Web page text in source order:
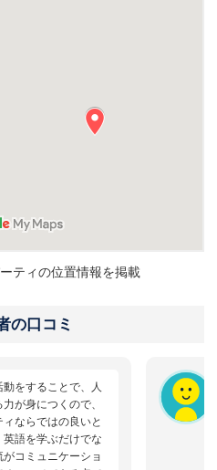
ティの位置情報を掲載
の口コミ
をすることで、人
が身につくので、
ならではの良いと
語を学ぶだけでな
がコミュニケーショ